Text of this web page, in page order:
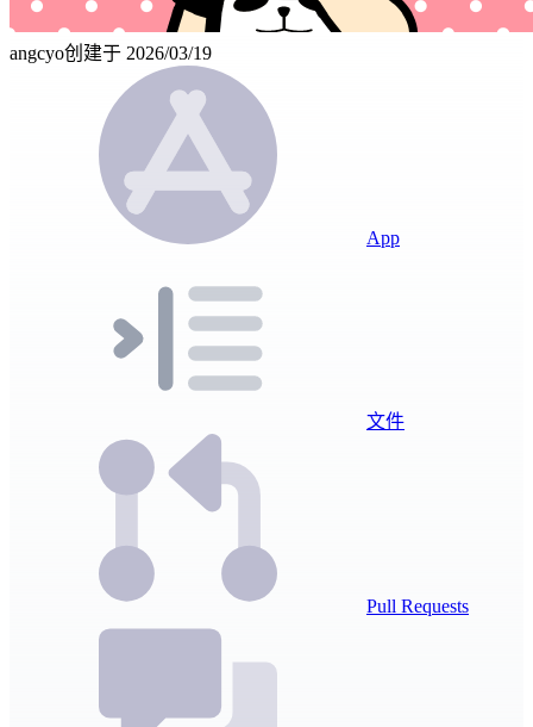
angcyo创建于 2026/03/19
App
文件
Pull Requests